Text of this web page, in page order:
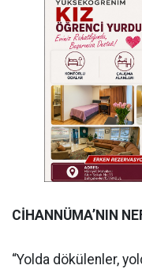
CİHANNÜMA’NIN
“Yolda dökülenler,